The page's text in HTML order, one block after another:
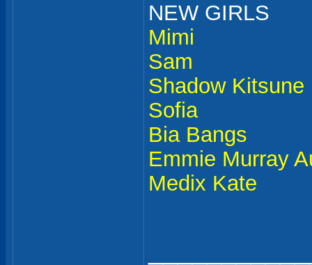
NEW GIRLS
Mimi
Sam
Shadow Kitsune
Sofia
Bia Bangs
Emmie Murray
Medix Kate